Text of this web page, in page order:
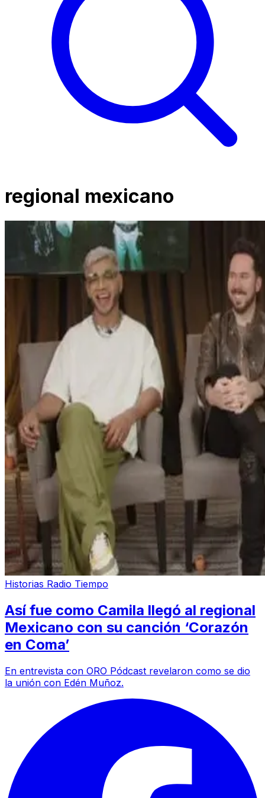
regional mexicano
Historias Radio Tiempo
Así fue como Camila llegó al regional
Mexicano con su canción ‘Corazón
en Coma’
En entrevista con ORO Pódcast revelaron como se dio
la unión con Edén Muñoz.